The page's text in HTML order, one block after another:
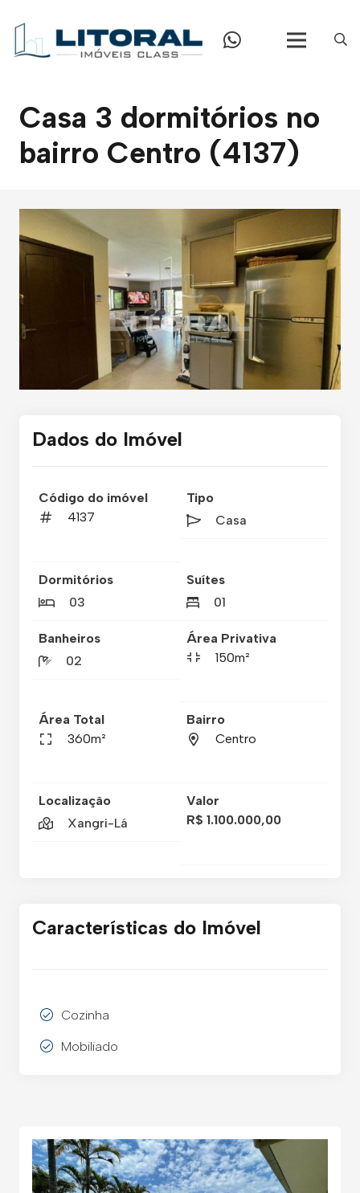
Casa 3 dormitórios no
bairro Centro (4137)
Dados do Imóvel
Código do imóvel
4137
Tipo
Casa
Dormitórios
03
Suítes
01
Banheiros
02
Área Privativa
150m²
Área Total
360m²
Bairro
Centro
Localização
Xangri-Lá
Valor
R$ 1.100.000,00
Características do Imóvel
Cozinha
Mobiliado